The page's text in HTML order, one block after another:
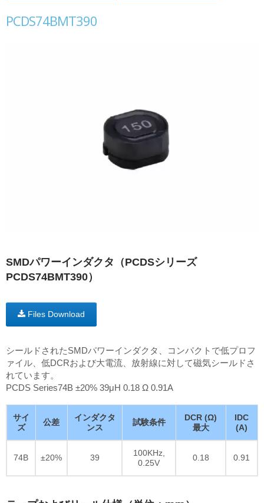
PCDS74BMT390
SMDパワーインダクタ（PCDSシリーズ
PCDS74BMT390）
Files Download
シールドされたSMDパワーインダクタ、コンパクトで低プロフ
ァイル、低DCRおよび大電流、放射線に対して磁気シールドさ
れています。
PCDS Series74B ±20% 39μH 0.18 Ω 0.91A
サイ
ズ
公差
インダクタ
ンス
試験条件
DCR (Ω)
最大
IDC
(A)
74B ±20% 39
100KHz,
0.25V
0.18 0.91